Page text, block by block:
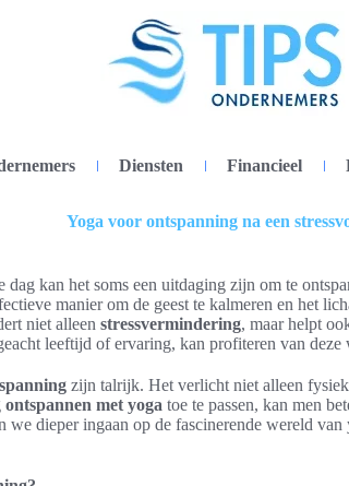
Diensten Financieel
Yoga voor ontspanning na een
dag kan het soms een uitdaging zijn om te
manier om de geest te kalmeren en het
niet alleen stressvermindering, maar helpt
leeftijd of ervaring, kan profiteren van deze
zijn talrijk. Het verlicht niet alleen
ontspannen met yoga toe te passen, kan men
we dieper ingaan op de fascinerende wereld